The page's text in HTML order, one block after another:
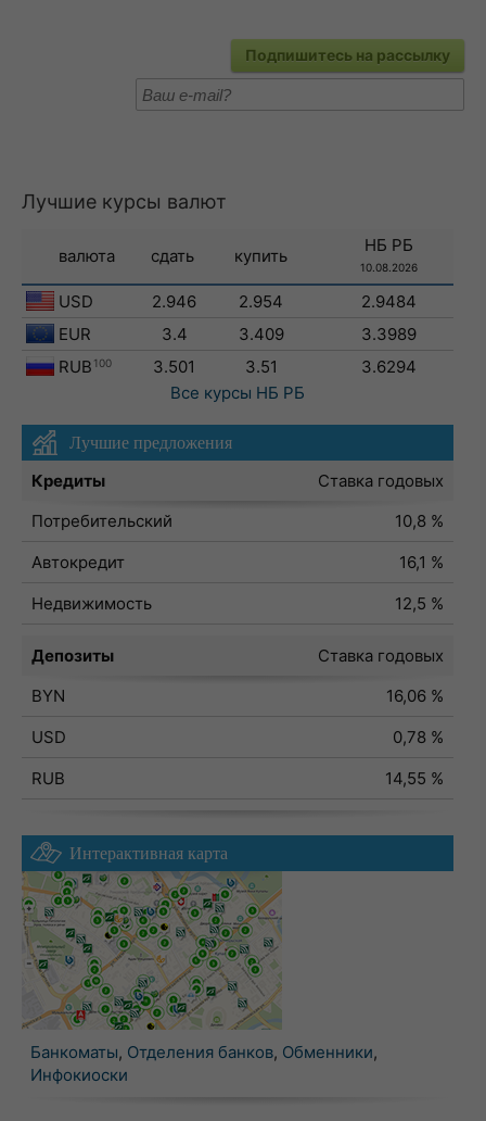
Подпишитесь на рассылку
Лучшие курсы валют
валюта сдать купить
НБ РБ
10.08.2026
USD 2.946 2.954
2.9484
EUR
3.4 3.409
3.3989
RUB 100 3.501 3.51
3.6294
Все курсы НБ РБ
Лучшие предложения
Кредиты
Ставка годовых
Потребительский
10,8 %
Автокредит
16,1 %
Недвижимость
12,5 %
Депозиты
Ставка годовых
BYN
16,06 %
USD
0,78 %
RUB
14,55 %
Интерактивная карта
Банкоматы, Отделения банков, Обменники,
Инфокиоски